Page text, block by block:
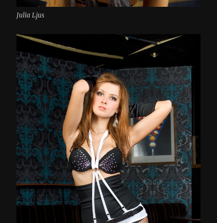
Julia Ljus